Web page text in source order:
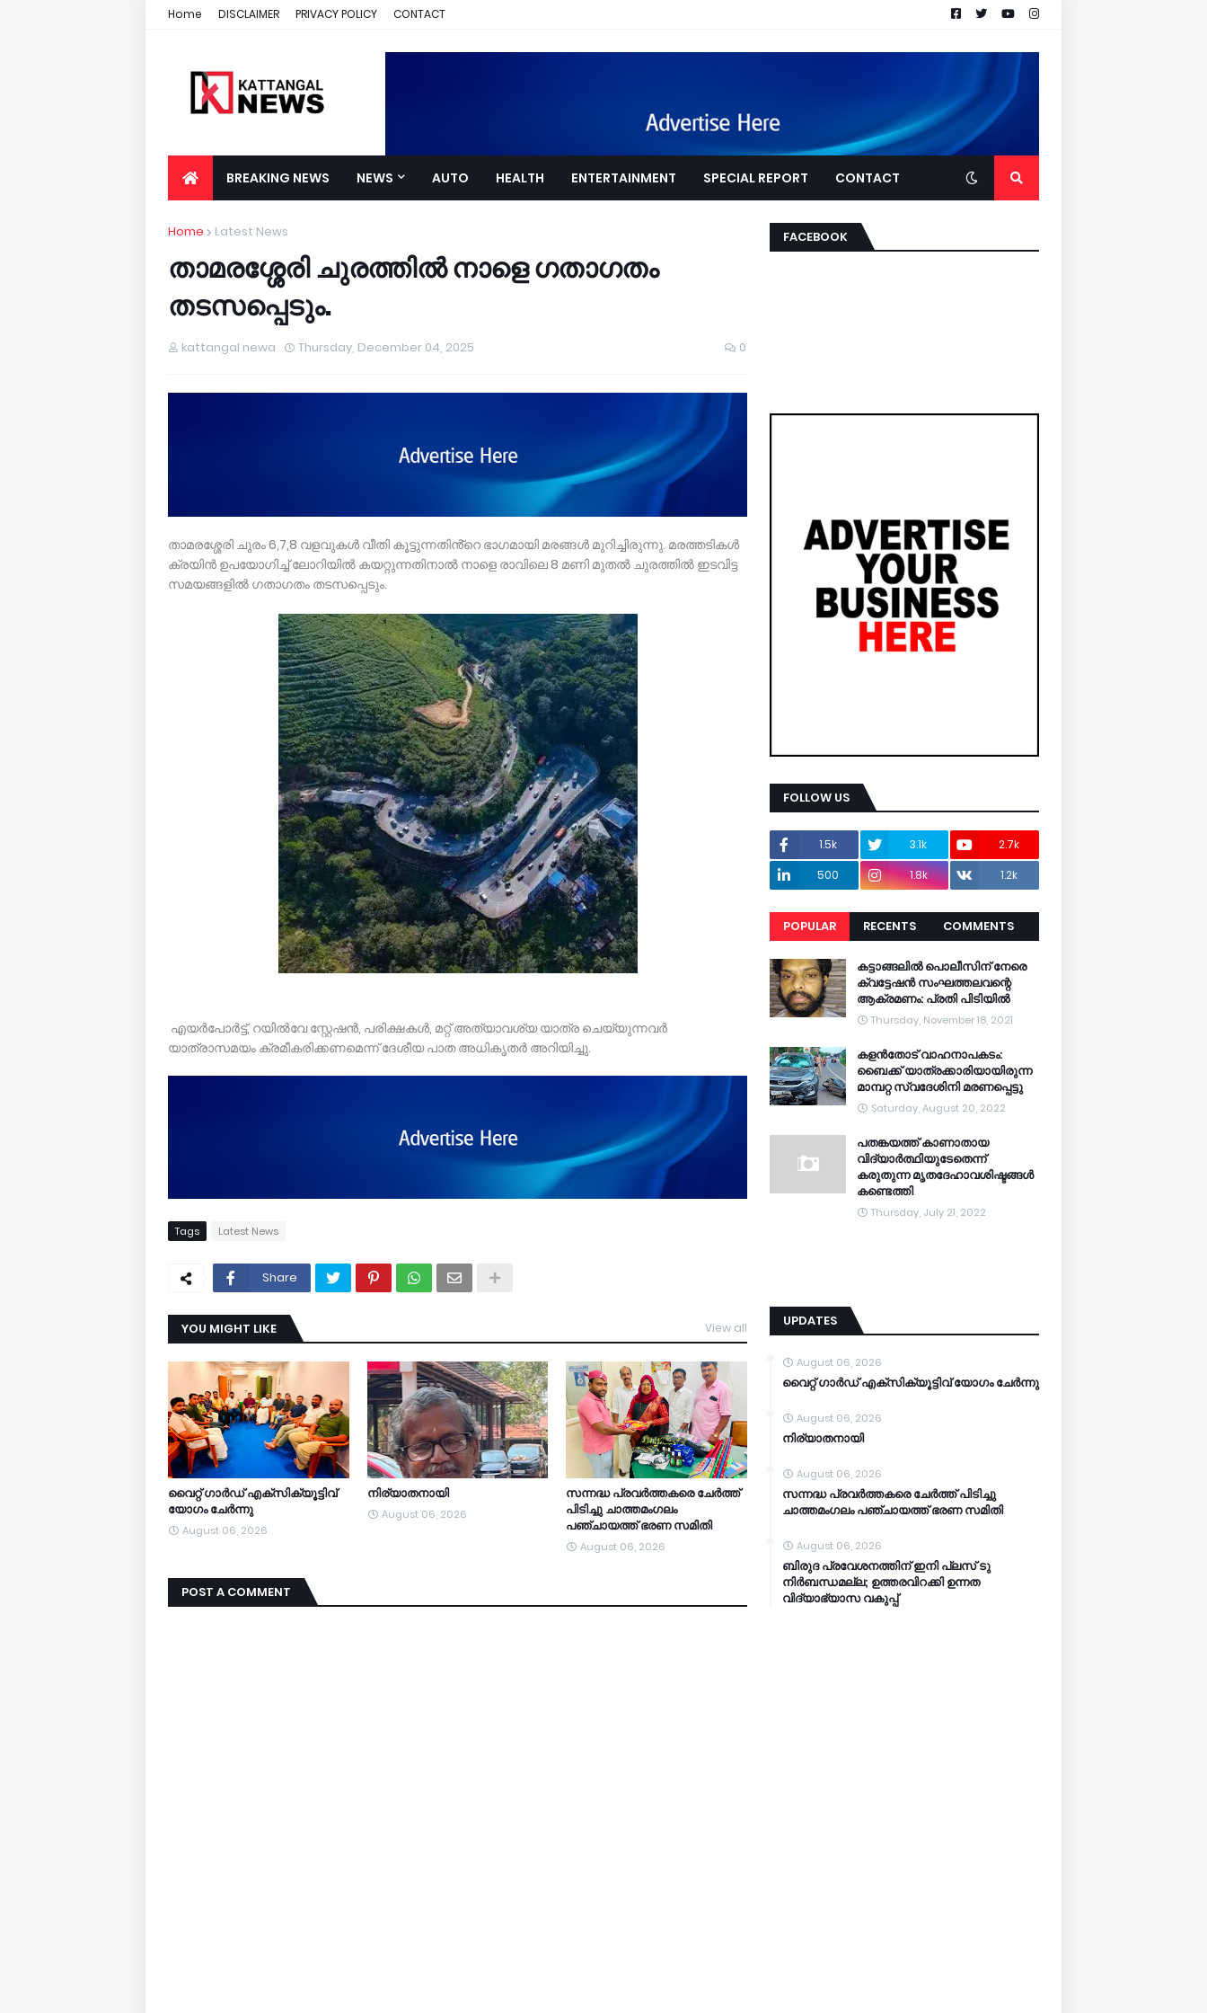
Home DISCLAIMER PRIVACY POLICY CONTACT
BREAKING NEWS NEWS AUTO HEALTH ENTERTAINMENT SPECIAL REPORT CONTACT
Home Latest News
താമരശ്ശേരി ചുരത്തിൽ നാളെ ഗതാഗതം
തടസപ്പെടും.
kattangal newa Thursday, December 04, 2025 0
താമരശ്ശേരി ചുരം 6,7,8 വളവുകൾ വീതി കൂട്ടുന്നതിൻ്റെ ഭാഗമായി മരങ്ങൾ മുറിച്ചിരുന്നു. മരത്തടികൾ
ക്രയിൻ ഉപയോഗിച്ച് ലോറിയിൽ കയറ്റുന്നതിനാൽ നാളെ രാവിലെ 8 മണി മുതൽ ചുരത്തിൽ ഇടവിട്ട
സമയങ്ങളിൽ ഗതാഗതം തടസപ്പെടും.
എയർപോർട്ട്, റയിൽവേ സ്റ്റേഷൻ, പരിക്ഷകൾ, മറ്റ് അത്യാവശ്യ യാത്ര ചെയ്യുന്നവർ
യാത്രാസമയം ക്രമീകരിക്കണമെന്ന് ദേശീയ പാത അധികൃതർ അറിയിച്ചു.
Tags Latest News
Share
YOU MIGHT LIKE View all
വൈറ്റ് ഗാർഡ് എക്സിക്യൂട്ടിവ്
യോഗം ചേർന്നു
August 06, 2026
നിര്യാതനായി
August 06, 2026
സന്നദ്ധ പ്രവർത്തകരെ ചേർത്ത്
പിടിച്ചു ചാത്തമംഗലം
പഞ്ചായത്ത്‌ ഭരണ സമിതി
August 06, 2026
POST A COMMENT
FACEBOOK
FOLLOW US
1.5k 3.1k
2.7k
500
1.8k 1.2k
POPULAR RECENTS
COMMENTS
RECENTS
കട്ടാങ്ങലിൽ പൊലീസിന് നേരെ
ക്വട്ടേഷൻ സംഘത്തലവന്റെ
ആക്രമണം: പ്രതി പിടിയിൽ
Thursday, November 18, 2021
കളൻതോട് വാഹനാപകടം:
ബൈക്ക് യാത്രക്കാരിയായിരുന്ന
മാമ്പറ്റ സ്വദേശിനി മരണപ്പെട്ടു
Saturday, August 20, 2022
പതങ്കയത്ത് കാണാതായ
വിദ്യാർത്ഥിയുടേതെന്ന്
കരുതുന്ന മൃതദേഹാവശിഷ്ടങ്ങൾ
കണ്ടെത്തി
Thursday, July 21, 2022
UPDATES
August 06, 2026
വൈറ്റ് ഗാർഡ് എക്സിക്യൂട്ടിവ് യോഗം ചേർന്നു
August 06, 2026
നിര്യാതനായി
August 06, 2026
സന്നദ്ധ പ്രവർത്തകരെ ചേർത്ത് പിടിച്ചു
ചാത്തമംഗലം പഞ്ചായത്ത്‌ ഭരണ സമിതി
August 06, 2026
ബിരുദ പ്രവേശനത്തിന് ഇനി പ്ലസ് ടു
നിർബന്ധമല്ല; ഉത്തരവിറക്കി ഉന്നത
വിദ്യാഭ്യാസ വകുപ്പ്